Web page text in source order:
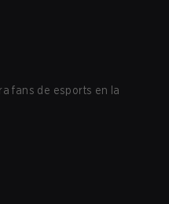
fans de esports en la